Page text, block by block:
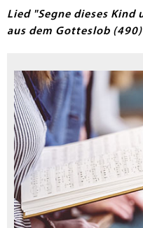
Lied "Segne dieses
aus dem Gotteslob